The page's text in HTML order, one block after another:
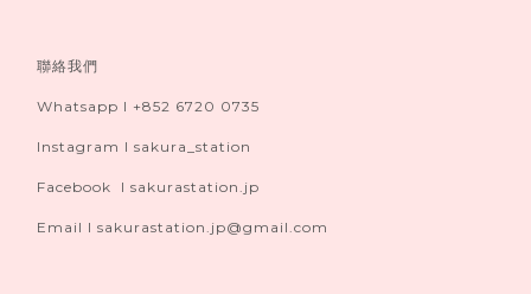
聯絡我們
Whatsapp I +852 6720 0735
Instagram I sakura_station
Facebook I sakurastation.jp
Email I sakurastation.jp@gmail.com